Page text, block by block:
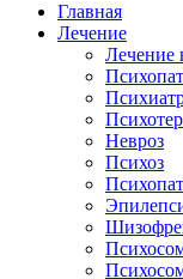
Главная
Лечение
Лечение
Невроз
Психоз